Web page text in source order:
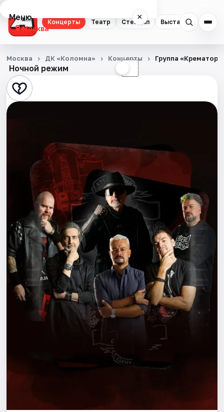
Концерты Театр Стендап Выставки
Меню ×
Москва
Концерты
Театр
Стендап
Экскурсии
События
Города
Площадки
Артисты
Рейтинги
Ночной режим ☾
Москва ДК «Коломна» Концерты Группа